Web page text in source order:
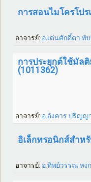
การสอนไมโครโปร
อาจารย์: อ.เด่นศักดิ์ดา ทั
การประยุกต์ใช้มัล
(1011362)
อาจารย์: อ.อังคาร ปริญญ
อิเล็กทรอนิกส์สำห
อาจารย์: อ.ทิพย์วรรณ หง